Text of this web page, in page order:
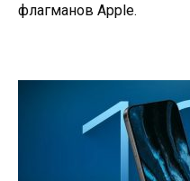
флагманов Apple.